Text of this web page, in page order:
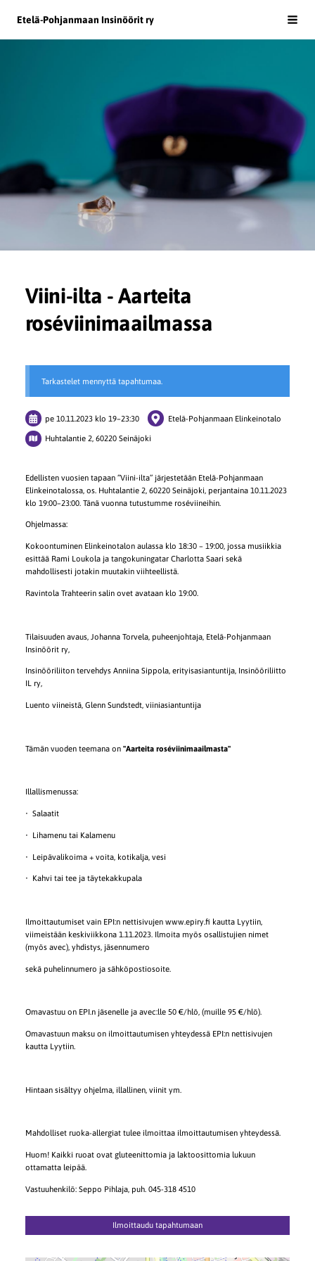
sivun
sisältöön
Etelä-Pohjanmaan Insinöörit ry
Viini-ilta - Aarteita
roséviinimaailmassa
Tarkastelet mennyttä tapahtumaa.
pe 10.11.2023 klo 19–23:30 Etelä-Pohjanmaan Elinkeinotalo
Huhtalantie 2, 60220 Seinäjoki
Edellisten vuosien tapaan ”Viini-ilta” järjestetään Etelä-Pohjanmaan
Elinkeinotalossa, os. Huhtalantie 2, 60220 Seinäjoki, perjantaina 10.11.2023
klo 19:00–23:00. Tänä vuonna tutustumme roséviineihin.
Ohjelmassa:
Kokoontuminen Elinkeinotalon aulassa klo 18:30 – 19:00, jossa musiikkia
esittää Rami Loukola ja tangokuningatar Charlotta Saari sekä
mahdollisesti jotakin muutakin viihteellistä.
Ravintola Trahteerin salin ovet avataan klo 19:00.
Tilaisuuden avaus, Johanna Torvela, puheenjohtaja, Etelä-Pohjanmaan
Insinöörit ry,
Insinööriliiton tervehdys Anniina Sippola, erityisasiantuntija, Insinööriliitto
IL ry,
Luento viineistä, Glenn Sundstedt, viiniasiantuntija
Tämän vuoden teemana on "Aarteita roséviinimaailmasta"
Illallismenussa:
• Salaatit
• Lihamenu tai Kalamenu
• Leipävalikoima + voita, kotikalja, vesi
• Kahvi tai tee ja täytekakkupala
Ilmoittautumiset vain EPI:n nettisivujen www.epiry.fi kautta Lyytiin,
viimeistään keskiviikkona 1.11.2023. Ilmoita myös osallistujien nimet
(myös avec), yhdistys, jäsennumero
sekä puhelinnumero ja sähköpostiosoite.
Omavastuu on EPI.n jäsenelle ja avec:lle 50 €/hlö, (muille 95 €/hlö).
Omavastuun maksu on ilmoittautumisen yhteydessä EPI:n nettisivujen
kautta Lyytiin.
Hintaan sisältyy ohjelma, illallinen, viinit ym.
Mahdolliset ruoka-allergiat tulee ilmoittaa ilmoittautumisen yhteydessä.
Huom! Kaikki ruoat ovat gluteenittomia ja laktoosittomia lukuun
ottamatta leipää.
Vastuuhenkilö: Seppo Pihlaja, puh. 045-318 4510
Ilmoittaudu tapahtumaan